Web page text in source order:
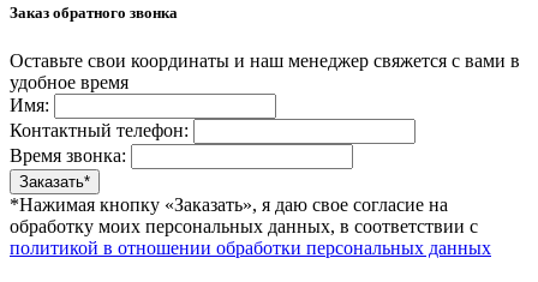
Заказ обратного звонка
Оставьте свои координаты и наш менеджер свяжется с вами в
удобное время
Имя:
Контактный телефон:
Время звонка:
*Нажимая кнопку «Заказать», я даю свое согласие на
обработку моих персональных данных, в соответствии с
политикой в отношении обработки персональных данных